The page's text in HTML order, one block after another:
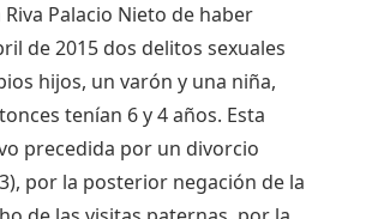
Palacio Nieto de haber
de 2015 dos delitos sexuales
hijos, un varón y una niña,
tenían 6 y 4 años. Esta
precedida por un divorcio
por la posterior negación de la